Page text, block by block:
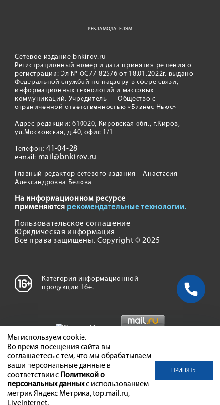
РЕКЛАМОДАТЕЛЯМ
Сетевое издание bnkirov.ru
Регистрационный номер и дата принятия решения о
регистрации: Эл № ФС77-82576 от 18.01.2022г. выдано
Федеральной службой по надзору в сфере связи,
информационных технологий и массовых
коммуникаций. Учредитель — Общество с
ограниченной ответственностью «Бизнес Ньюс»
Адрес редакции: 610020, Кировская обл., г.Киров,
ул.Московская, д.40, офис 1/1
Телефон:41-04-28
e-mail: mail@bnkirov.ru
Главный редактор сетевого издания – Анастасия
Александровна Белова
На информационном ресурсе
применяются рекомендательные технологии.
Пользовательское соглашение
Юридическая информация
Все права защищены. Copyright © 2025
Категория информационной
продукции 16+.
Мы используем cookie.
Во время посещения сайта вы
соглашаетесь с тем, что мы обрабатываем
ваши персональные данные в
соответствии с Политикой о
персональных данныхс использованием
метрик Яндекс Метрика, top.mail.ru,
LiveInternet.
ПРИНЯТЬ